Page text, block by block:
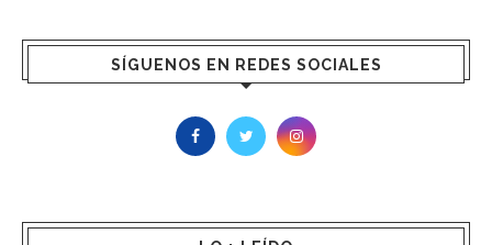
SÍGUENOS EN REDES SOCIALES